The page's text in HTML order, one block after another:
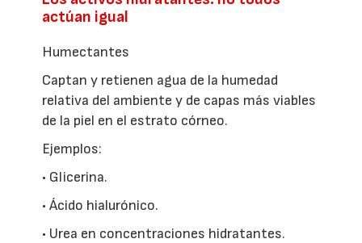
actúan igual
Humectantes
Captan y retienen agua de la humedad
relativa del ambiente y de capas más viables
de la piel en el estrato córneo.
Ejemplos:
• Glicerina.
• Ácido hialurónico.
• Urea en concentraciones hidratantes.